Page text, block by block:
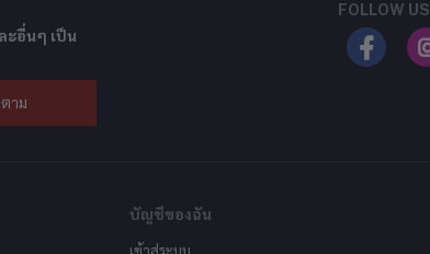
ะอื่นๆ เป็น
าม
FOLLOW US
บัญชีของฉัน